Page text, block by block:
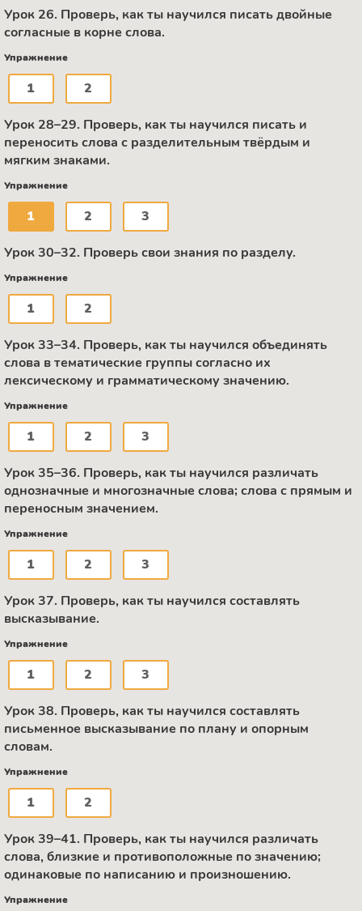
Урок 26. Проверь, как ты научился писать двойные
согласные в корне слова.
Упражнение
1 2
Урок 28–29. Проверь, как ты научился писать и
переносить слова с разделительным твёрдым и
мягким знаками.
Упражнение
1 2 3
Урок 30–32. Проверь свои знания по разделу.
Упражнение
1 2
Урок 33–34. Проверь, как ты научился объединять
слова в тематические группы согласно их
лексическому и грамматическому значению.
Упражнение
1 2 3
Урок 35–36. Проверь, как ты научился различать
однозначные и многозначные слова; слова с прямым и
переносным значением.
Упражнение
1 2 3
Урок 37. Проверь, как ты научился составлять
высказывание.
Упражнение
1 2 3
Урок 38. Проверь, как ты научился составлять
письменное высказывание по плану и опорным
словам.
Упражнение
1 2
Урок 39–41. Проверь, как ты научился различать
слова, близкие и противоположные по значению;
одинаковые по написанию и произношению.
Упражнение